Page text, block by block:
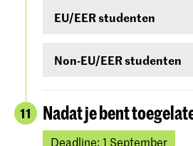
EU/EER studenten
Suriname die de Engelse
dat je de Engelse taal
ben je verplicht een cursus
Non-EU/EER studenten
masteropleiding of
komt uit een land buiten de
uitzondering van Canada,
11 Nadat je bent
Deadline: 1 September